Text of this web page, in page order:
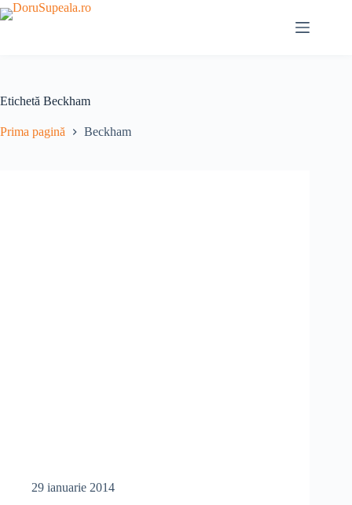
Sari
la
Etichetă Beckham
Prima pagină Beckham
29 ianuarie 2014